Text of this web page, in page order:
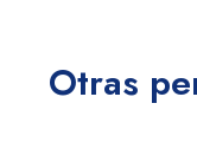
Otras